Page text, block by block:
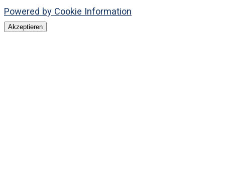
Powered by Cookie Information
Akzeptieren